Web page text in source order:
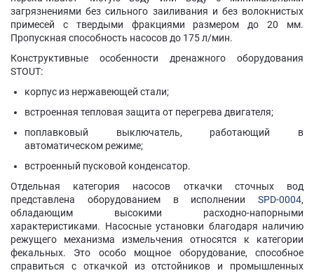
загрязнениями без сильного заиливания и без волокнистых
примесей с твердыми фракциями размером до 20 мм.
Пропускная способность насосов до 175 л/мин.
Конструктивные особенности дренажного оборудования
STOUT:
корпус из нержавеющей стали;
встроенная тепловая защита от перегрева двигателя;
поплавковый выключатель, работающий в
автоматическом режиме;
встроенный пусковой конденсатор.
Отдельная категория насосов откачки сточных вод
представлена оборудованием в исполнении SPD-0004,
обладающим высокими расходно-напорными
характеристиками. Насосные установки благодаря наличию
режущего механизма измельчения относятся к категории
фекальных. Это особо мощное оборудование, способное
справиться с откачкой из отстойников и промышленных